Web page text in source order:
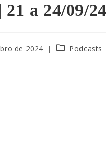
a 24/09/24
de 2024 Podcasts